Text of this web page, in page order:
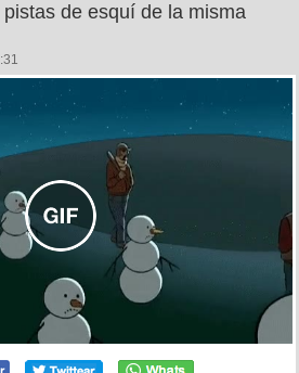
de esquí de la misma